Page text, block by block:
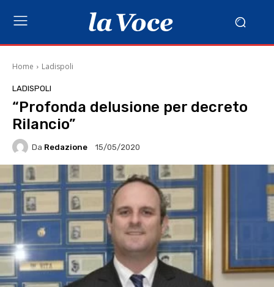
Home Ladispoli
LADISPOLI
“Profonda delusione per decreto
Rilancio”
Da Redazione 15/05/2020